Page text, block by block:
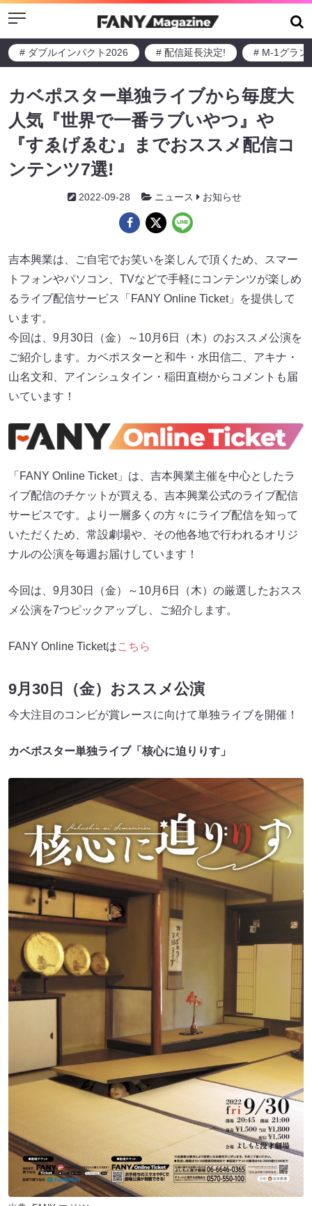
Menu
# ダブルインパクト2026 # 配信延長決定! # M-1グラン
カベポスター単独ライブから毎度大
人気『世界で一番ラブいやつ』や
『すゑげゑむ』までおススメ配信コ
ンテンツ7選!
2022-09-28 ニュース お知らせ
吉本興業は、ご自宅でお笑いを楽しんで頂くため、スマー
トフォンやパソコン、TVなどで手軽にコンテンツが楽しめ
るライブ配信サービス「FANY Online Ticket」を提供して
います。
今回は、9月30日（金）～10月6日（木）のおススメ公演を
ご紹介します。カベポスターと和牛・水田信二、アキナ・
山名文和、アインシュタイン・稲田直樹からコメントも届
いています！
「FANY Online Ticket」は、吉本興業主催を中心としたラ
イブ配信のチケットが買える、吉本興業公式のライブ配信
サービスです。より一層多くの方々にライブ配信を知って
いただくため、常設劇場や、その他各地で行われるオリジ
ナルの公演を毎週お届けしています！
今回は、9月30日（金）～10月6日（木）の厳選したおスス
メ公演を7つピックアップし、ご紹介します。
FANY Online Ticketはこちら
9月30日（金）おススメ公演
今大注目のコンビが賞レースに向けて単独ライブを開催！
カベポスター単独ライブ「核心に迫りりす」